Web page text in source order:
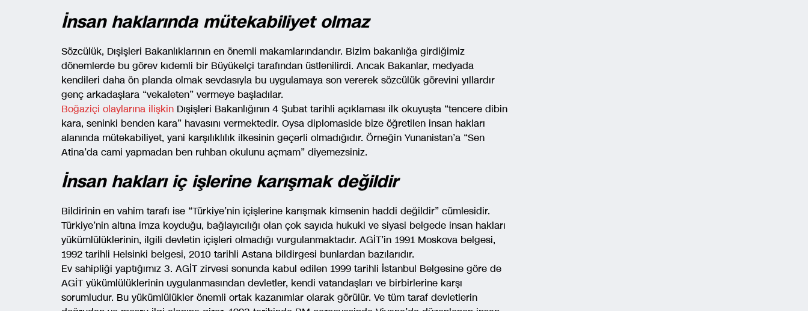
İnsan haklarında mütekabiliyet olmaz
Sözcülük, Dışişleri Bakanlıklarının en önemli makamlarındandır. Bizim bakanlığa girdiğimiz
dönemlerde bu görev kıdemli bir Büyükelçi tarafından üstlenilirdi. Ancak Bakanlar, medyada
kendileri daha ön planda olmak sevdasıyla bu uygulamaya son vererek sözcülük görevini yıllardır
genç arkadaşlara “vekaleten” vermeye başladılar.
Boğaziçi olaylarına ilişkin Dışişleri Bakanlığının 4 Şubat tarihli açıklaması ilk okuyuşta “tencere dibin
kara, seninki benden kara” havasını vermektedir. Oysa diplomaside bize öğretilen insan hakları
alanında mütekabiliyet, yani karşılıklılık ilkesinin geçerli olmadığıdır. Örneğin Yunanistan’a “Sen
Atina’da cami yapmadan ben ruhban okulunu açmam” diyemezsiniz.
İnsan hakları iç işlerine karışmak değildir
Bildirinin en vahim tarafı ise “Türkiye’nin içişlerine karışmak kimsenin haddi değildir” cümlesidir.
Türkiye’nin altına imza koyduğu, bağlayıcılığı olan çok sayıda hukuki ve siyasi belgede insan hakları
yükümlülüklerinin, ilgili devletin içişleri olmadığı vurgulanmaktadır. AGİT’in 1991 Moskova belgesi,
1992 tarihli Helsinki belgesi, 2010 tarihli Astana bildirgesi bunlardan bazılarıdır.
Ev sahipliği yaptığımız 3. AGİT zirvesi sonunda kabul edilen 1999 tarihli İstanbul Belgesine göre de
AGİT yükümlülüklerinin uygulanmasından devletler, kendi vatandaşları ve birbirlerine karşı
sorumludur. Bu yükümlülükler önemli ortak kazanımlar olarak görülür. Ve tüm taraf devletlerin